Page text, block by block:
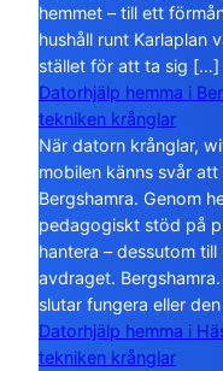
hemmet – till ett
hushåll runt Karlaplan
stället för att ta sig […]
Datorhjälp hemma i
tekniken krånglar
När datorn krånglar,
mobilen känns svår
Bergshamra. Genom
pedagogiskt stöd på
hantera – dessutom
avdraget.
slutar fungera eller
Datorhjälp hemma i
tekniken krånglar